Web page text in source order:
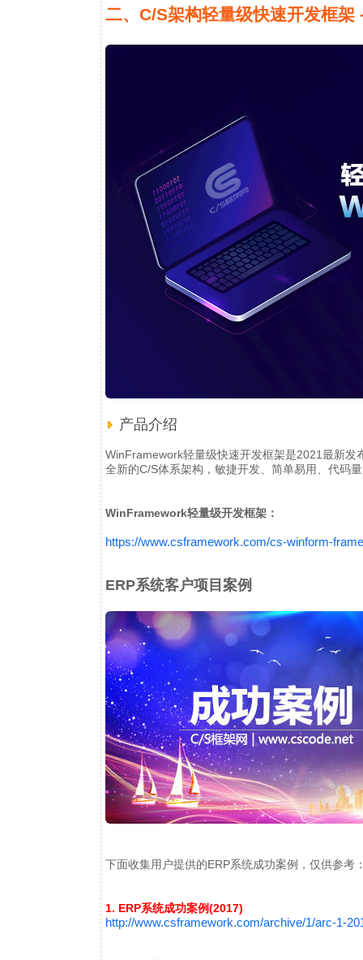
二、C/S架构轻量级快速开发框
产品介绍
WinFramework轻量级快速开发框架是2021最新
全新的C/S体系架构，敏捷开发、简单易用、代码
WinFramework轻量级开发框架：
https://www.csframework.com/cs-winform-
ERP系统客户项目案例
下面收集用户提供的ERP系统成功案例，仅供参考
1. ERP系统成功案例(2017)
http://www.csframework.com/archive/1/arc-1-